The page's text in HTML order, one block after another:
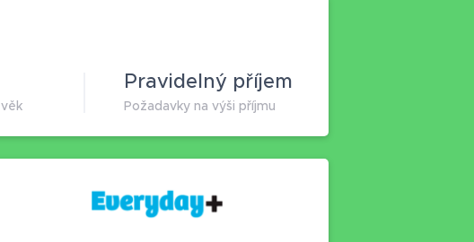
Pravidelný příjem
Požadavky na výši příjmu